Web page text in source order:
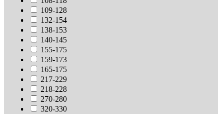
109-128
132-154
138-153
140-145
155-175
159-173
165-175
217-229
218-228
270-280
320-330